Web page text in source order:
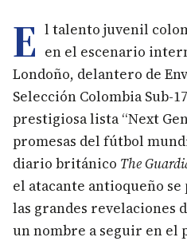
E l talento juvenil
en el escenario
Londoño, delantero de
Selección Colombia Sub-
prestigiosa lista “Next
promesas del fútbol
diario británico The
el atacante antioqueño se
las grandes revelaciones
un nombre a seguir en el